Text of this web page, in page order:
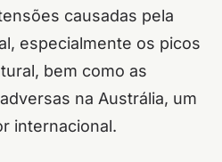
causadas pela
especialmente os picos
bem como as
na Austrália, um
internacional.